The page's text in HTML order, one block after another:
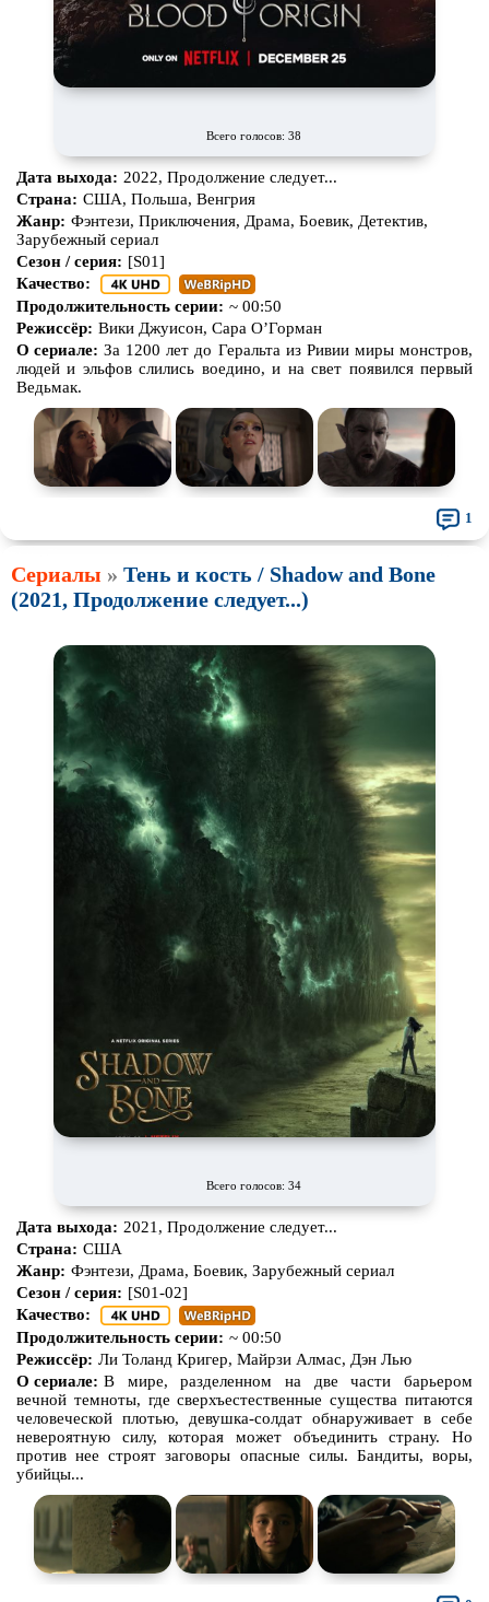
Всего голосов: 38
Дата выхода: 2022, Продолжение следует...
Страна: США, Польша, Венгрия
Жанр: Фэнтези, Приключения, Драма, Боевик, Детектив,
Зарубежный сериал
Сезон / серия: [S01]
Качество:
Продолжительность серии: ~ 00:50
Режиссёр: Вики Джуисон, Сара О’Горман
О сериале: За 1200 лет до Геральта из Ривии миры монстров,
людей и эльфов слились воедино, и на свет появился первый
Ведьмак.
1
Сериалы » Тень и кость / Shadow and Bone
(2021, Продолжение следует...)
Всего голосов: 34
Дата выхода: 2021, Продолжение следует...
Страна: США
Жанр: Фэнтези, Драма, Боевик, Зарубежный сериал
Сезон / серия: [S01-02]
Качество:
Продолжительность серии: ~ 00:50
Режиссёр: Ли Толанд Кригер, Майрзи Алмас, Дэн Лью
О сериале: В мире, разделенном на две части барьером
вечной темноты, где сверхъестественные существа питаются
человеческой плотью, девушка-солдат обнаруживает в себе
невероятную силу, которая может объединить страну. Но
против нее строят заговоры опасные силы. Бандиты, воры,
убийцы...